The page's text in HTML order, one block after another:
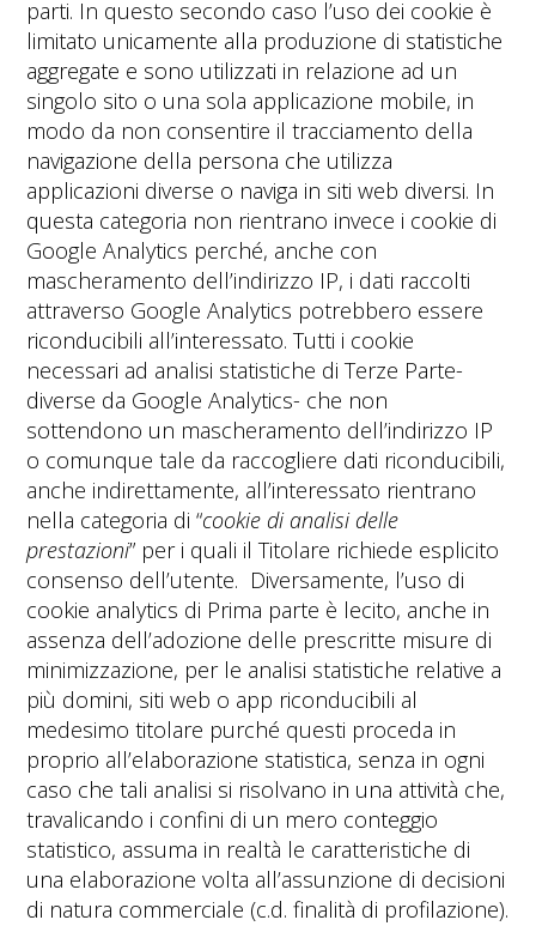
parti. In questo secondo caso l’uso dei cookie è
limitato unicamente alla produzione di statistiche
aggregate e sono utilizzati in relazione ad un
singolo sito o una sola applicazione mobile, in
modo da non consentire il tracciamento della
navigazione della persona che utilizza
applicazioni diverse o naviga in siti web diversi. In
questa categoria non rientrano invece i cookie di
Google Analytics perché, anche con
mascheramento dell’indirizzo IP, i dati raccolti
attraverso Google Analytics potrebbero essere
riconducibili all’interessato. Tutti i cookie
necessari ad analisi statistiche di Terze Parte-
diverse da Google Analytics- che non
sottendono un mascheramento dell’indirizzo IP
o comunque tale da raccogliere dati riconducibili,
anche indirettamente, all’interessato rientrano
nella categoria di “cookie di analisi delle
prestazioni” per i quali il Titolare richiede esplicito
consenso dell’utente. Diversamente, l’uso di
cookie analytics di Prima parte è lecito, anche in
assenza dell’adozione delle prescritte misure di
minimizzazione, per le analisi statistiche relative a
più domini, siti web o app riconducibili al
medesimo titolare purché questi proceda in
proprio all’elaborazione statistica, senza in ogni
caso che tali analisi si risolvano in una attività che,
travalicando i confini di un mero conteggio
statistico, assuma in realtà le caratteristiche di
una elaborazione volta all’assunzione di decisioni
di natura commerciale (c.d. finalità di profilazione).